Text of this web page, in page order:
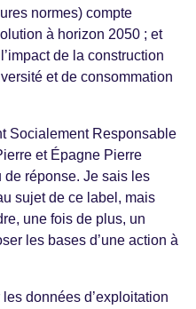
normes) compte
à horizon 2050 ; et
de la construction
et de consommation
Socialement Responsable
et Épagne Pierre
de réponse. Je sais les
sujet de ce label, mais
une fois de plus, un
les bases d’une action à
données d’exploitation